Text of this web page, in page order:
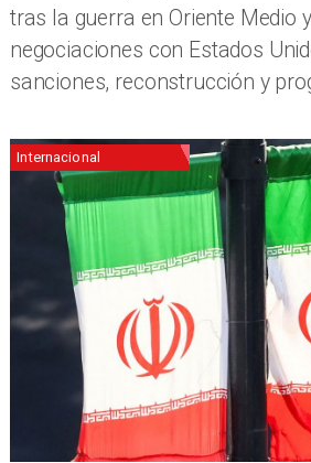
tras la guerra en Oriente Medio
negociaciones con Estados
sanciones, reconstrucción y
Internacional